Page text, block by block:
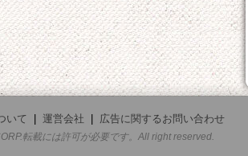
いて 運営会社
広告に関するお問い合わせ
転載には許可が必要です。All right reserved.